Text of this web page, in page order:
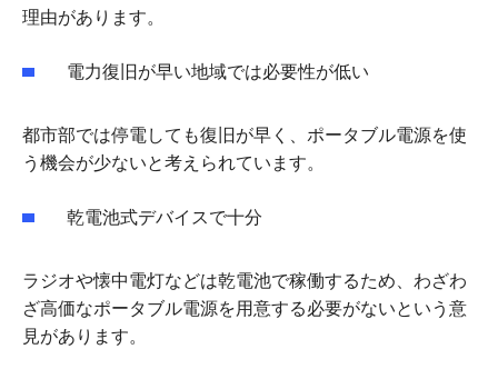
理由があります。
電力復旧が早い地域では必要性が低い
都市部では停電しても復旧が早く、ポータブル電源を使
う機会が少ないと考えられています。
乾電池式デバイスで十分
ラジオや懐中電灯などは乾電池で稼働するため、わざわ
ざ高価なポータブル電源を用意する必要がないという意
見があります。